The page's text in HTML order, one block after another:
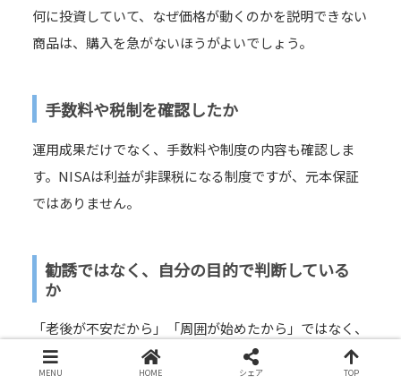
何に投資していて、なぜ価格が動くのかを説明できない
商品は、購入を急がないほうがよいでしょう。
手数料や税制を確認したか
運用成果だけでなく、手数料や制度の内容も確認しま
す。NISAは利益が非課税になる制度ですが、元本保証
ではありません。
勧誘ではなく、自分の目的で判断している
か
「老後が不安だから」「周囲が始めたから」ではなく、
自分がいつ、何のために使うお金なのかを考えることが
MENU HOME シェア TOP